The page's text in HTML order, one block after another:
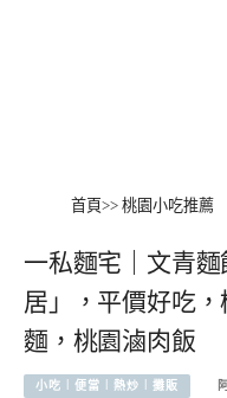
首頁>> 桃園小吃推薦
一私麵宅｜文青
居」，平價好吃
麵，桃園滷肉飯
小吃︱便當︱熱炒︱攤販